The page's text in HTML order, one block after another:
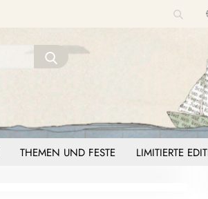
Sprache auswählen
Passwort
Suche...
THEMEN UND FESTE LIMITIERTE